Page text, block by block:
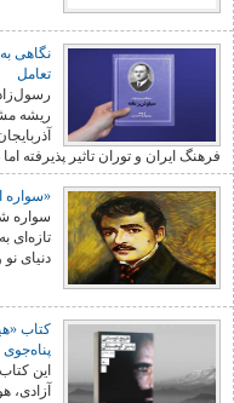
نگاهی
تعامل
ریشه
فرهنگ ایران و توران تاثیر پذیرفته
«سواره
سواره
تازه‌ای
دنیای
کتاب
این
آزادی،